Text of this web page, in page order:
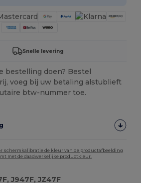
Snelle levering
bestelling doen? Bestel
voeg bij uw betaling alstublieft
btw-nummer toe.
schermkalibratie de kleur van de productafbeelding
met de daadwerkelijke productkleur.
J947F, JZ47F